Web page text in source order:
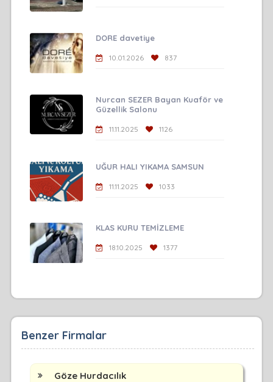
DORE davetiye
10.01.2026 837
Nurcan SEZER Bayan Kuaför ve
Güzellik Salonu
11.11.2025 1126
UĞUR HALI YIKAMA SAMSUN
11.11.2025 1033
KLAS KURU TEMİZLEME
18.10.2025 1377
Benzer Firmalar
Göze Hurdacılık